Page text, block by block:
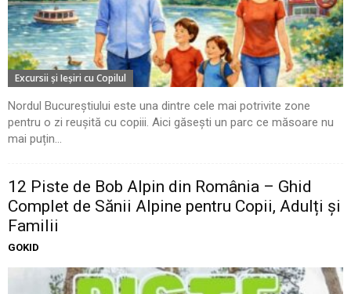
Excursii şi Ieşiri cu Copilul
Nordul Bucureștiului este una dintre cele mai potrivite zone
pentru o zi reușită cu copiii. Aici găsești un parc ce măsoare nu
mai puțin...
12 Piste de Bob Alpin din România – Ghid
Complet de Sănii Alpine pentru Copii, Adulți și
Familii
GOKID